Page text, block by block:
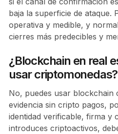
baja la superficie de ataque.
operativa y medible, y
cierres más predecibles y
¿Blockchain en real
usar criptomonedas?
No, puedes usar blockchain
evidencia sin cripto pagos,
identidad verificable, firma y
introduces criptoactivos,